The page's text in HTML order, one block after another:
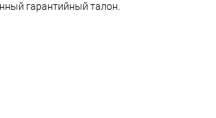
гарантийный талон.